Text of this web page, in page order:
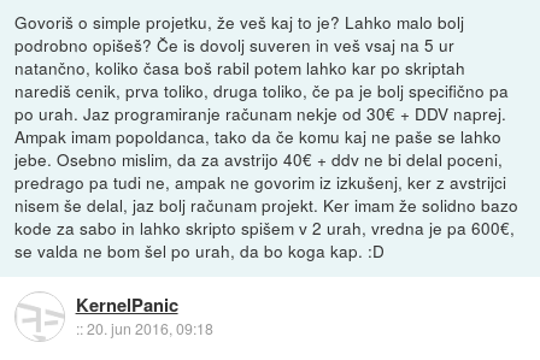
Govoriš o simple projetku, že veš kaj to je? Lahko malo bolj
podrobno opišeš? Če is dovolj suveren in veš vsaj na 5 ur
natančno, koliko časa boš rabil potem lahko kar po skriptah
narediš cenik, prva toliko, druga toliko, če pa je bolj specifično pa
po urah. Jaz programiranje računam nekje od 30€ + DDV naprej.
Ampak imam popoldanca, tako da če komu kaj ne paše se lahko
jebe. Osebno mislim, da za avstrijo 40€ + ddv ne bi delal poceni,
predrago pa tudi ne, ampak ne govorim iz izkušenj, ker z avstrijci
nisem še delal, jaz bolj računam projekt. Ker imam že solidno bazo
kode za sabo in lahko skripto spišem v 2 urah, vredna je pa 600€,
se valda ne bom šel po urah, da bo koga kap. :D
KernelPanic
::20. jun 2016, 09:18